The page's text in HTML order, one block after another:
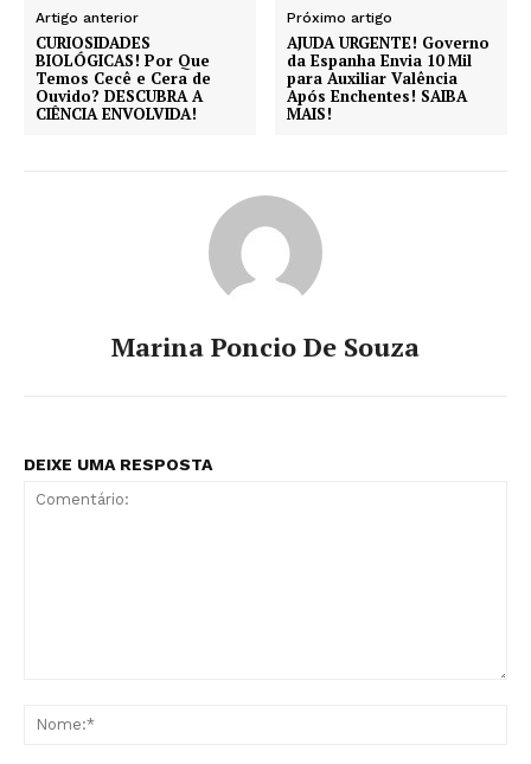
Artigo anterior
CURIOSIDADES
BIOLÓGICAS! Por Que
Temos Cecê e Cera de
Ouvido? DESCUBRA A
CIÊNCIA ENVOLVIDA!
Próximo artigo
AJUDA URGENTE! Governo
da Espanha Envia 10 Mil
para Auxiliar Valência
Após Enchentes! SAIBA
MAIS!
Marina Poncio De Souza
DEIXE UMA RESPOSTA